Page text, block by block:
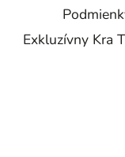
Exkluzívny Kra